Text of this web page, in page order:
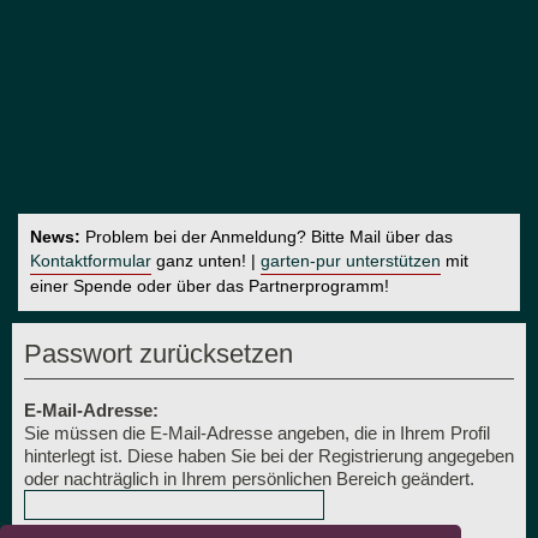
News: Problem bei der Anmeldung? Bitte Mail über das
Kontaktformular ganz unten! | garten-pur unterstützen mit
einer Spende oder über das Partnerprogramm!
Passwort zurücksetzen
E-Mail-Adresse:
Sie müssen die E-Mail-Adresse angeben, die in Ihrem Profil
hinterlegt ist. Diese haben Sie bei der Registrierung angegeben
oder nachträglich in Ihrem persönlichen Bereich geändert.